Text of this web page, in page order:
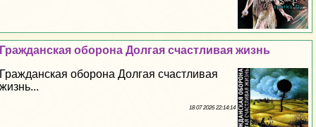
Гражданская оборона Долгая счастливая жизнь
Гражданская оборона Долгая счастливая
жизнь...
18 07 2026 22:14:14